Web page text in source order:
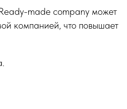
made company может
компанией, что повышает